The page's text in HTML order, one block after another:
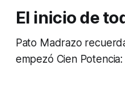
El inicio de
Pato Madrazo
empezó Cien